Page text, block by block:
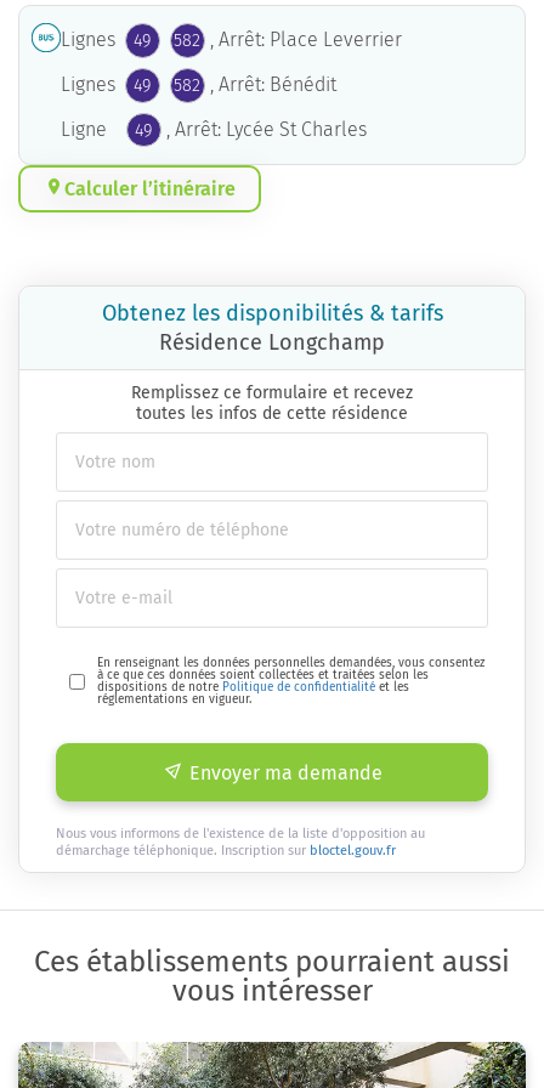
Lignes 49 582 , Arrêt: Place Leverrier
Lignes
49 582
, Arrêt: Bénédit
Ligne
49 , Arrêt: Lycée St Charles
Calculer l’itinéraire
Obtenez les disponibilités & tarifs
Résidence Longchamp
Remplissez ce formulaire et recevez
toutes les infos de cette résidence
En renseignant les données personnelles demandées, vous consentez
à ce que ces données soient collectées et traitées selon les
dispositions de notre Politique de confidentialité et les
réglementations en vigueur.
Envoyer ma demande
Nous vous informons de l'existence de la liste d'opposition au
démarchage téléphonique. Inscription sur bloctel.gouv.fr
Ces établissements pourraient aussi
vous intéresser